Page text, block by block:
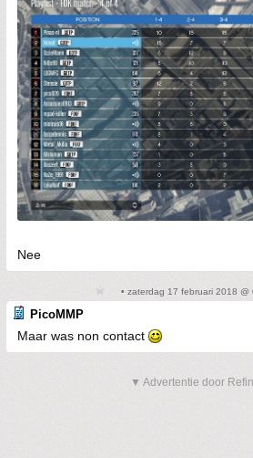
Nee
• zaterdag 17 februari 2018 @
PicoMMP
Maar was non contact
▼ Advertentie door